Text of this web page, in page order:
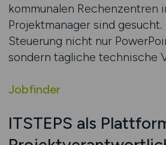
kommunalen Rechenzentren
Projektmanager sind gesucht.
Steuerung nicht nur
sondern tägliche technische
Jobfinder
ITSTEPS als